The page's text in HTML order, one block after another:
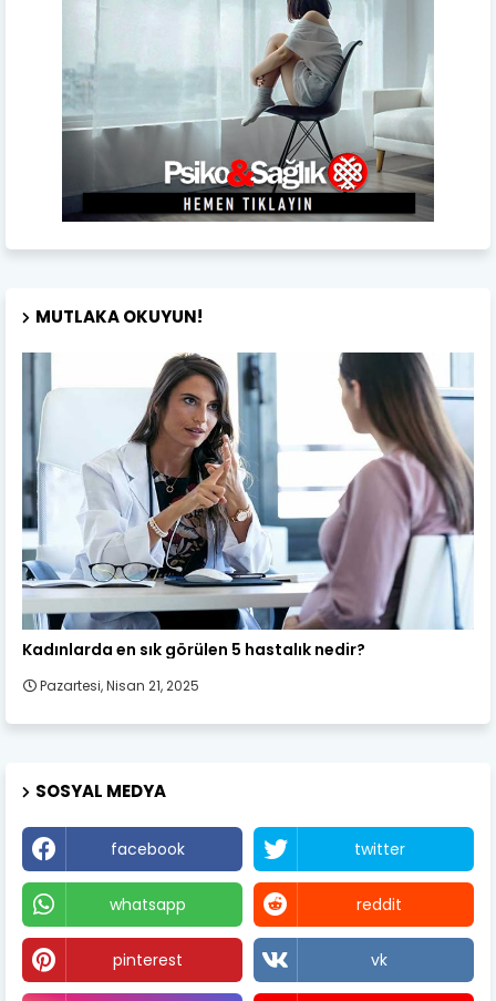
MUTLAKA OKUYUN!
Kadın Sağlığı
Kadınlarda en sık görülen 5 hastalık nedir?
Pazartesi, Nisan 21, 2025
SOSYAL MEDYA
facebook twitter
whatsapp reddit
pinterest vk